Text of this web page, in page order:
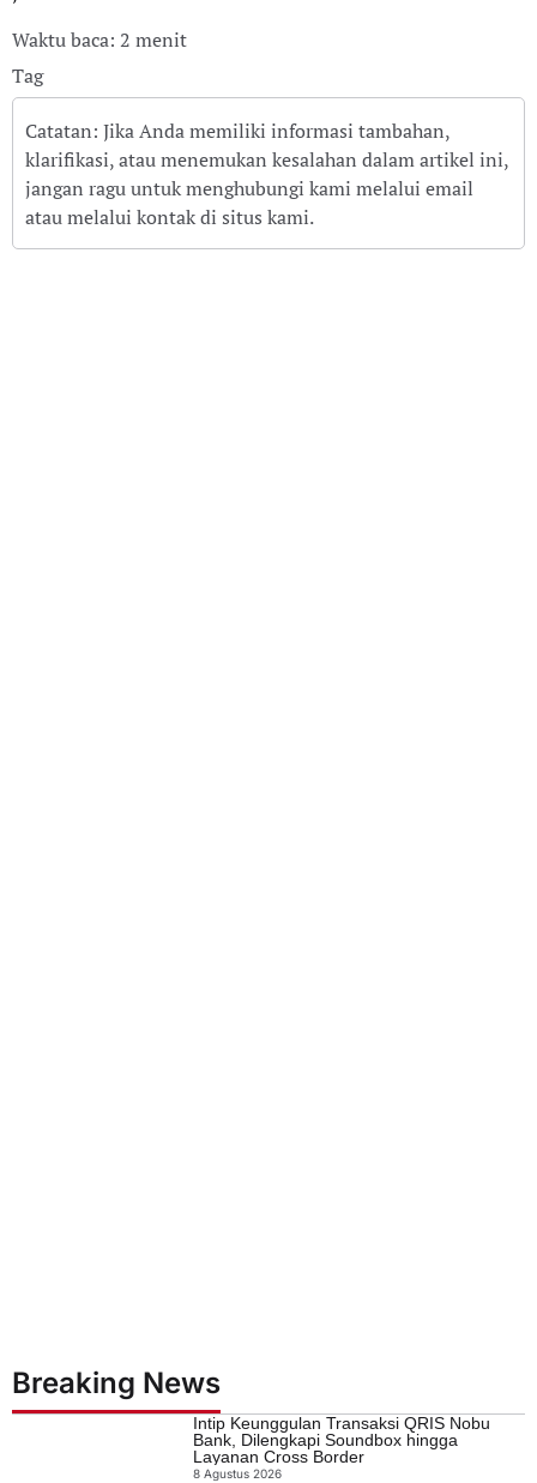
Waktu baca: 2 menit
Tag
Catatan: Jika Anda memiliki informasi tambahan,
klarifikasi, atau menemukan kesalahan dalam artikel ini,
jangan ragu untuk menghubungi kami melalui email
atau melalui kontak di situs kami.
Breaking News
Intip Keunggulan Transaksi QRIS Nobu
Bank, Dilengkapi Soundbox hingga
Layanan Cross Border
8 Agustus 2026